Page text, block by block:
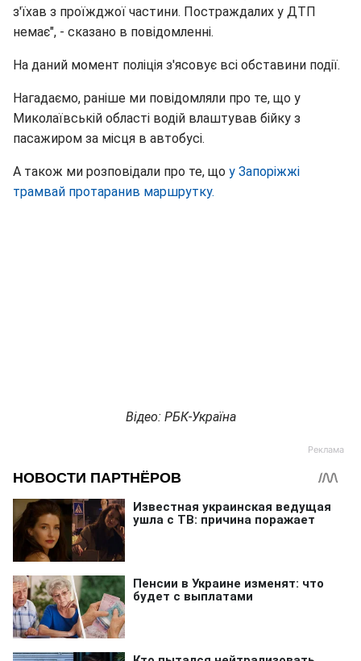
з'їхав з проїжджої частини. Постраждалих у ДТП
немає", - сказано в повідомленні.
На даний момент поліція з'ясовує всі обставини події.
Нагадаємо, раніше ми повідомляли про те, що у
Миколаївській області водій влаштував бійку з
пасажиром за місця в автобусі.
А також ми розповідали про те, що у Запоріжжі
трамвай протаранив маршрутку.
Відео: РБК-Україна